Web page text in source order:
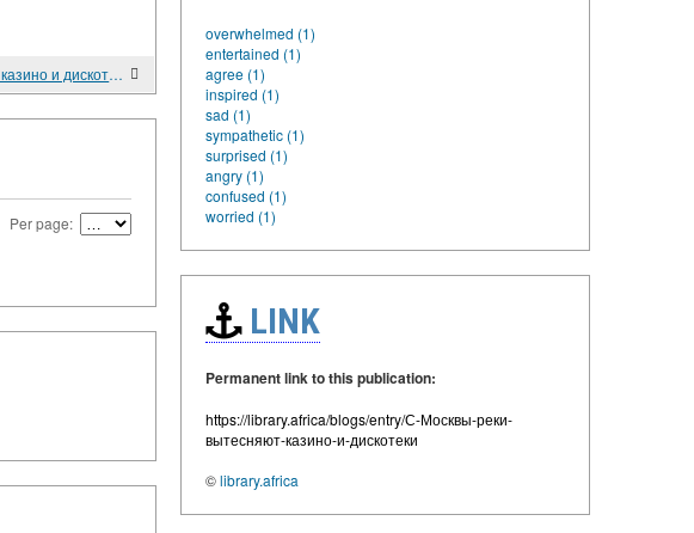
Как с Москвы-реки вытеснили казино и дискотеки (авторский репортаж из 2009-го)
Per page:
overwhelmed (1)
entertained (1)
agree (1)
inspired (1)
sad (1)
sympathetic (1)
surprised (1)
angry (1)
confused (1)
worried (1)
LINK
Permanent link to this publication:
https://library.africa/blogs/entry/С-Москвы-реки-
вытесняют-казино-и-дискотеки
©library.africa